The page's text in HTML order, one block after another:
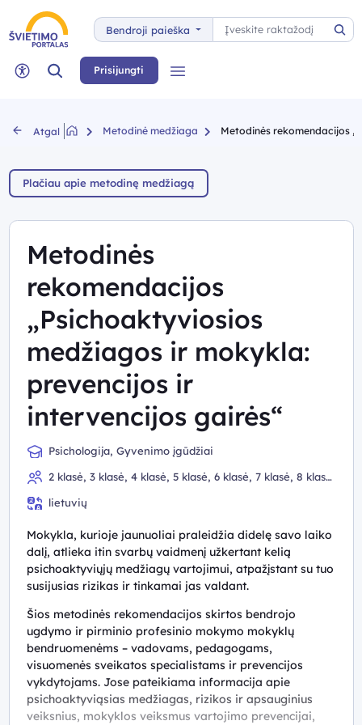
Bendroji paieška
Paieška
Neįgaliųjų rėžimas
Paieška Prisijungti
Atgal Metodinė medžiaga Metodinės rekomendacijos
Plačiau apie metodinę medžiagą
Metodinės
rekomendacijos
„Psichoaktyviosios
medžiagos ir mokykla:
prevencijos ir
intervencijos gairės“
Psichologija, Gyvenimo įgūdžiai
2 klasė, 3 klasė, 4 klasė, 5 klasė, 6 klasė, 7 klasė, 8 klasė,
gimnazijos klasė, IV gimnazijos klasė
lietuvių
Mokykla, kurioje jaunuoliai praleidžia didelę savo laiko
dalį, atlieka itin svarbų vaidmenį užkertant kelią
psichoaktyviųjų medžiagų vartojimui, atpažįstant su tuo
susijusias rizikas ir tinkamai jas valdant.
Šios metodinės rekomendacijos skirtos bendrojo
ugdymo ir pirminio profesinio mokymo mokyklų
bendruomenėms – vadovams, pedagogams,
visuomenės sveikatos specialistams ir prevencijos
vykdytojams. Jose pateikiama informacija apie
psichoaktyviąsias medžiagas, rizikos ir apsauginius
veiksnius, mokyklos veiksmus vartojimo prevencijai,